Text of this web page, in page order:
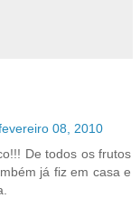
08, 2010
De todos os frutos
já fiz em casa e